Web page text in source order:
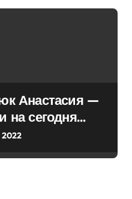
Анастасия —
на сегодня
2022